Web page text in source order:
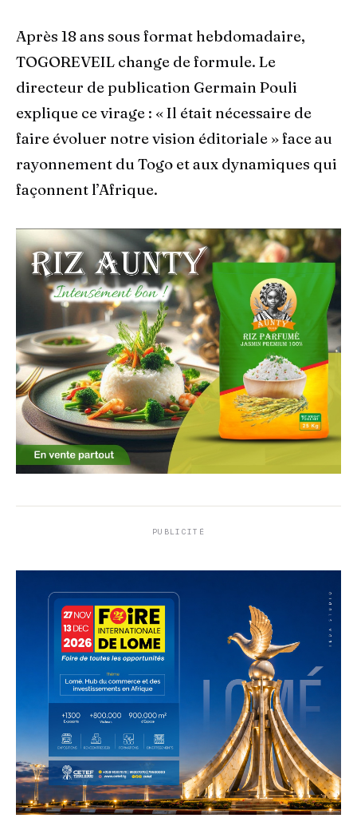
Après 18 ans sous format hebdomadaire,
TOGOREVEIL change de formule. Le
directeur de publication Germain Pouli
explique ce virage : « Il était nécessaire de
faire évoluer notre vision éditoriale » face au
rayonnement du Togo et aux dynamiques qui
façonnent l’Afrique.
PUBLICITÉ